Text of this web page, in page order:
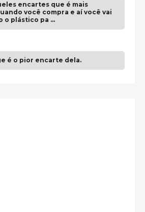
encartes que é mais
você compra e aí você vai
o plástico pa …
é o pior encarte dela.